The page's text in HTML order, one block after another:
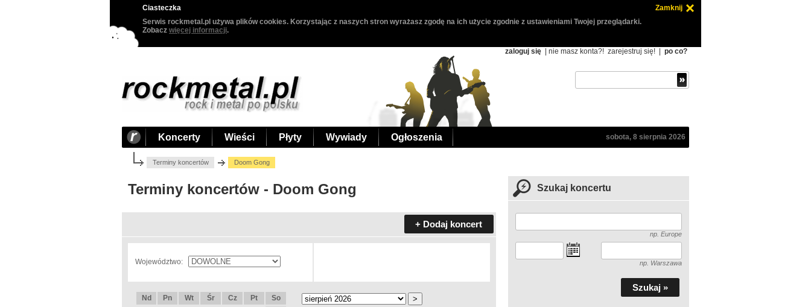
Ciasteczka
Zamknij
Serwis rockmetal.pl używa plików cookies. Korzystając z naszych stron wyrażasz zgodę na ich użycie zgodnie z ustawieniami Twojej przeglądarki.
Zobacz więcej informacji.
zaloguj się | nie masz konta?! zarejestruj się! po co?
Koncerty Wieści Płyty Wywiady Ogłoszenia sobota, 8 sierpnia 2026
Terminy koncertów Doom Gong
Terminy koncertów - Doom Gong
+ Dodaj koncert
Województwo:
Nd Pn Wt Śr Cz Pt
So
Szukaj koncertu
np. Europe
np. Warszawa